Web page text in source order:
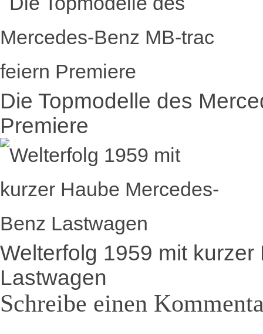
Die Topmodelle des
Premiere
Welterfolg 1959 mit
Lastwagen
Schreibe einen